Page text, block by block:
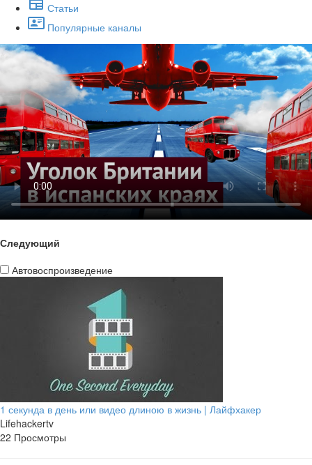
Статьи
Популярные каналы
Следующий
Автовоспроизведение
1 секунда в день или видео длиною в жизнь | Лайфхакер
Lifehackertv
22 Просмотры